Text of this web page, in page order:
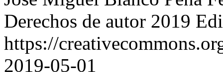
Derechos de autor 2019
https://
2019-05-01